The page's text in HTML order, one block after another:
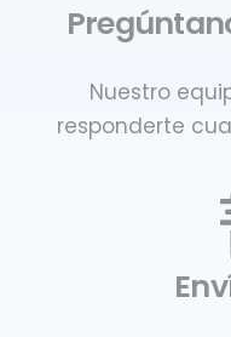
Nuestro
responderte